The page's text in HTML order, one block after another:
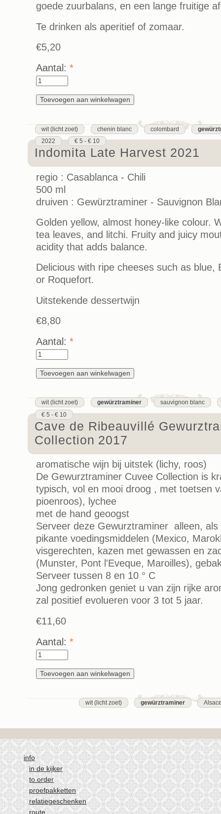
goede zuurbalans, en een lange fruitige
Te drinken als aperitief of zomaar.
€5,20
Aantal: *
wit (licht zoet) chenin blanc colombard
2022
€ 5 - € 10
Indomita Late Harvest 2021
regio : Casablanca - Chili
500 ml
druiven : Gewürztraminer - Sauvignon
Golden yellow, almost honey-like colour.
tea leaves, and litchi. Fruity and juicy
acidity that adds balance.
Delicious with ripe cheeses such as blue,
or Roquefort.
Uitstekende dessertwijn
€8,80
Aantal: *
wit (licht zoet) gewürztraminer
sauvignon blanc
€ 5 - € 10
Cave de Ribeauvillé
Collection 2017
aromatische wijn bij uitstek (lichy, roos)
De Gewurztraminer Cuvee Collection is
typisch, vol en mooi droog , met toetsen
pioenroos), lychee
met de hand geoogst
Serveer deze Gewurztraminer alleen,
pikante voedingsmiddelen (Mexico,
visgerechten, kazen met gewassen en
(Munster, Pont l'Eveque, Maroilles),
Serveer tussen 8 en 10 ° C
Jong gedronken geniet u van zijn rijke
zal positief evolueren voor 3 tot 5 jaar.
€11,60
Aantal: *
wit (licht zoet) gewürztraminer
info
in de kijker
to order
proefpakketten
relatiegeschenken
route